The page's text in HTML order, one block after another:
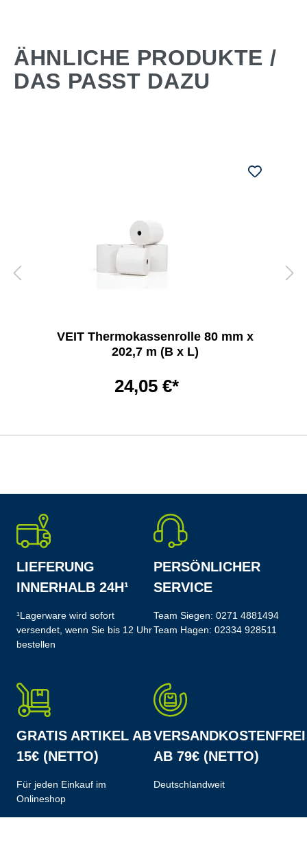
ÄHNLICHE PRODUKTE /
DAS PASST DAZU
VEIT Thermokassenrolle 80 mm x
202,7 m (B x L)
24,05 €*
LIEFERUNG
INNERHALB 24H¹
¹Lagerware wird sofort
versendet, wenn Sie bis 12 Uhr
bestellen
PERSÖNLICHER
SERVICE
Team Siegen: 0271 4881494
Team Hagen: 02334 928511
GRATIS ARTIKEL AB
15€ (NETTO)
Für jeden Einkauf im
Onlineshop
VERSANDKOSTENFREI
AB 79€ (NETTO)
Deutschlandweit